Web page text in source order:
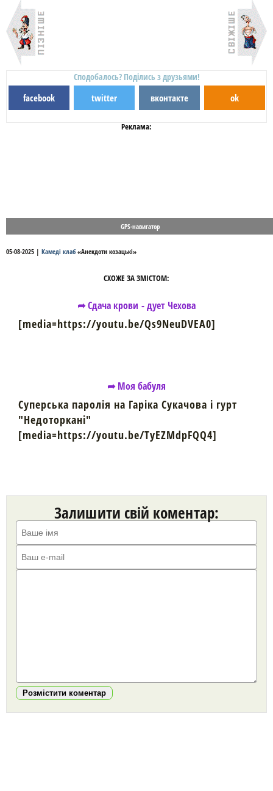
Сподобалось? Поділись з друзьями!
facebook twitter вконтакте ok
Реклама:
GPS-навигатор
05-08-2025 | Камеді клаб «Анекдоти козацькі»
СХОЖЕ ЗА ЗМІСТОМ:
➦ Сдача крови - дует Чехова
[media=https://youtu.be/Qs9NeuDVEA0]
➦ Моя бабуля
Суперська паролія на Гаріка Сукачова і гурт
"Недоторкані"
[media=https://youtu.be/TyEZMdpFQQ4]
Залишити свій коментар:
Розмістити коментар